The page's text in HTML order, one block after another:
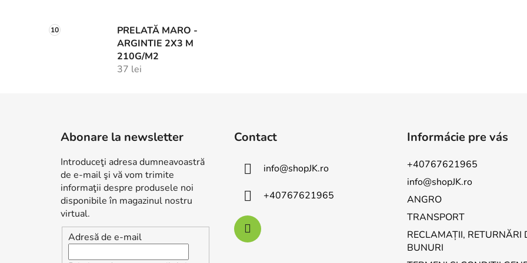
PRELATĂ MARO -
ARGINTIE 2X3 M
210G/M2
37 lei
Abonare la newsletter
Introduceţi adresa dumneavoastră
de e-mail şi vă vom trimite
informaţii despre produsele noi
disponibile în magazinul nostru
virtual.
Adresă de e-mail
Contact
info@shopJK.ro
+40767621965
Informácie pre vás
+40767621965
info@shopJK.ro
ANGRO
TRANSPORT
RECLAMAȚII, RETURNĂRI
BUNURI